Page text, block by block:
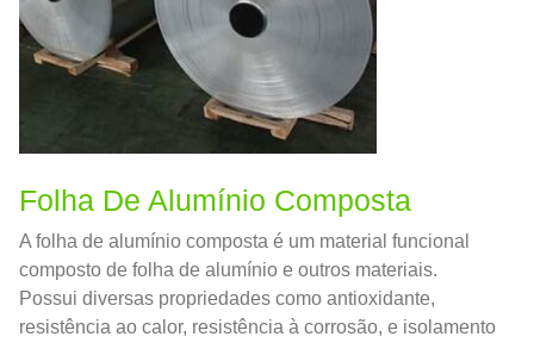
Folha De Alumínio Composta
A folha de alumínio composta é um material funcional
composto de folha de alumínio e outros materiais.
Possui diversas propriedades como antioxidante,
resistência ao calor, resistência à corrosão, e isolamento